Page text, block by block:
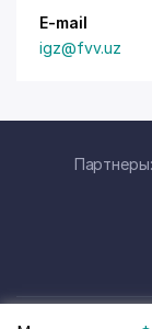
E-mail
igz@fvv.uz
Партнеры: